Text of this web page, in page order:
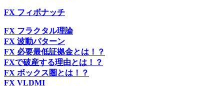
FX フィボナッチ
FX フラクタル理論
FX 波動パターン
FX 必要最低証拠金とは！？
FXで破産する理由とは！？
FX ボックス圏とは！？
FX VLDMI